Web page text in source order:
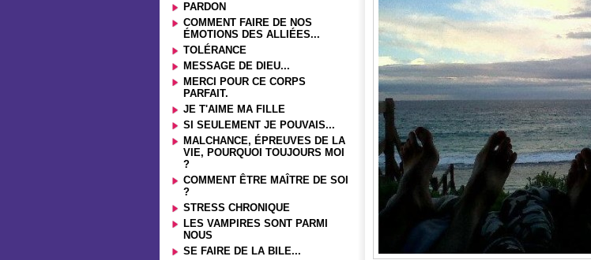
PARDON
COMMENT FAIRE DE NOS
ÉMOTIONS DES ALLIÉES...
TOLÉRANCE
MESSAGE DE DIEU...
MERCI POUR CE CORPS
PARFAIT.
JE T'AIME MA FILLE
SI SEULEMENT JE POUVAIS...
MALCHANCE, ÉPREUVES DE LA
VIE, POURQUOI TOUJOURS MOI
?
COMMENT ÊTRE MAÎTRE DE SOI
?
STRESS CHRONIQUE
LES VAMPIRES SONT PARMI
NOUS
SE FAIRE DE LA BILE...